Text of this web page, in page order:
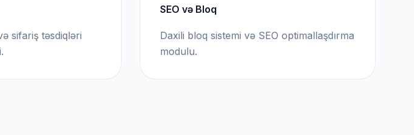
sifariş təsdiqləri
SEO və Bloq
Daxili bloq sistemi və SEO optimallaşdırma
modulu.